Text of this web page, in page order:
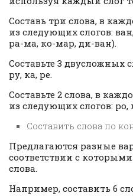
Составь три слова, в
из следующих слогов:
ра-ма, ко-мар, ди-ван).
Составьте 3 двусложных
ру, ка, ре.
Составьте 2 слова, в
из следующих слогов: ро,
Составить слова по
Предлагаются разные
соответствии с
слова.
Например, составить 6